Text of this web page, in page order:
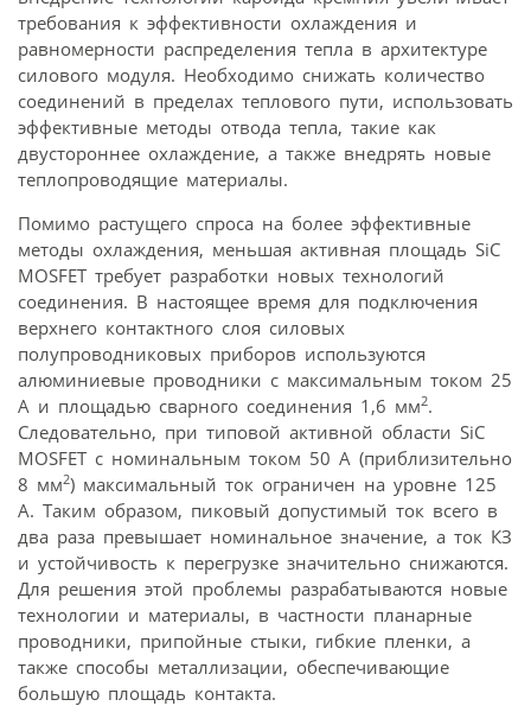
требования к эффективности охлаждения и
равномерности распределения тепла в архитектуре
силового модуля. Необходимо снижать количество
соединений в пределах теплового пути, использовать
эффективные методы отвода тепла, такие как
двустороннее охлаждение, а также внедрять новые
теплопроводящие материалы.
Помимо растущего спроса на более эффективные
методы охлаждения, меньшая активная площадь SiC
MOSFET требует разработки новых технологий
соединения. В настоящее время для подключения
верхнего контактного слоя силовых
полупроводниковых приборов используются
алюминиевые проводники с максимальным током 25
А и площадью сварного соединения 1,6 мм2.
Следовательно, при типовой активной области SiC
MOSFET с номинальным током 50 А (приблизительно
8 мм2) максимальный ток ограничен на уровне 125
А. Таким образом, пиковый допустимый ток всего в
два раза превышает номинальное значение, а ток КЗ
и устойчивость к перегрузке значительно снижаются.
Для решения этой проблемы разрабатываются новые
технологии и материалы, в частности планарные
провод­ники, припойные стыки, гибкие пленки, а
также способы металлизации, обеспечивающие
большую площадь контакта.